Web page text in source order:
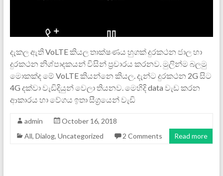
දැකල ඇති VoLTE කියල තාක්ෂණය හුගක් දුරකථන ජාල හා
දුරකථන නිශ්පාදකයන් විසින් ප්‍රචාරය කරනව. මුලින්ම බලමු
ම‌ොකක්ද මේ VoLTE කියන්න‌ෙ කියල. දැන්ට දුරකථන 2G සිට
4G දක්වා වැඩිදියුන් වෙලා තියනව. මෙහිදි data වැඩ කරන
ආකාරය හා වේගය ඉතා සීග්‍රයෙන් වැඩි
admin
October 16, 2018
All, Dialog, Uncategorized 2 Comments Read more